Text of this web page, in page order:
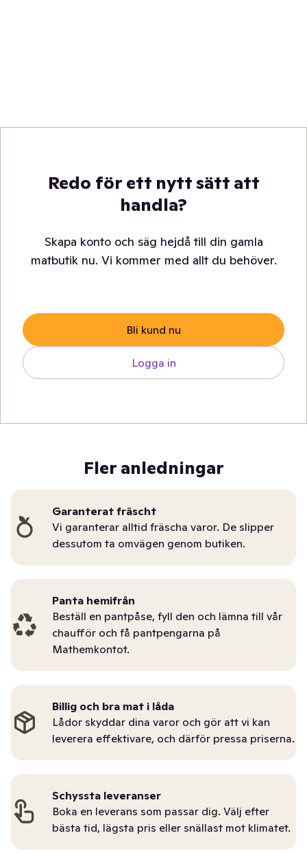
Redo för ett nytt sätt att
handla?
Skapa konto och säg hejdå till din gamla
matbutik nu. Vi kommer med allt du behöver.
Bli kund nu
Logga in
Fler anledningar
Garanterat fräscht
Vi garanterar alltid fräscha varor. De slipper
dessutom ta omvägen genom butiken.
Panta hemifrån
Beställ en pantpåse, fyll den och lämna till vår
chaufför och få pantpengarna på
Mathemkontot.
Billig och bra mat i låda
Lådor skyddar dina varor och gör att vi kan
leverera effektivare, och därför pressa priserna.
Schyssta leveranser
Boka en leverans som passar dig. Välj efter
bästa tid, lägsta pris eller snällast mot klimatet.